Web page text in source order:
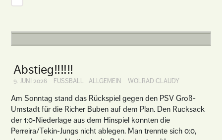
Abstieg‼️‼️‼️
9. JUNI 2026 FUSSBALL ALLGEMEIN WOLRAD CLAUDY
Am Sonntag stand das Rückspiel gegen den PSV Groß-
Umstadt für die Richer Buben auf dem Plan. Den Rucksack
der 1:0-Niederlage aus dem Hinspiel konnten die
Perreira/Tekin-Jungs nicht ablegen. Man trennte sich 0:0,